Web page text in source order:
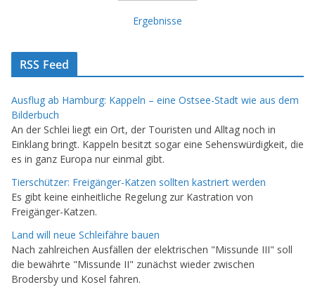
Ergebnisse
RSS Feed
Ausflug ab Hamburg: Kappeln – eine Ostsee-Stadt wie aus dem
Bilderbuch
An der Schlei liegt ein Ort, der Touristen und Alltag noch in
Einklang bringt. Kappeln besitzt sogar eine Sehenswürdigkeit, die
es in ganz Europa nur einmal gibt.
Tierschützer: Freigänger-Katzen sollten kastriert werden
Es gibt keine einheitliche Regelung zur Kastration von
Freigänger-Katzen.
Land will neue Schleifähre bauen
Nach zahlreichen Ausfällen der elektrischen "Missunde III" soll
die bewährte "Missunde II" zunächst wieder zwischen
Brodersby und Kosel fahren.